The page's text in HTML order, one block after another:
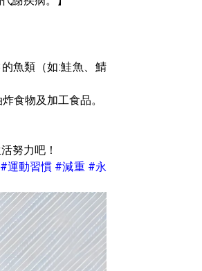
魚類（如:鮭魚、鯖
食物及加工食品。
努力吧！
#運動習慣 #減重 #永